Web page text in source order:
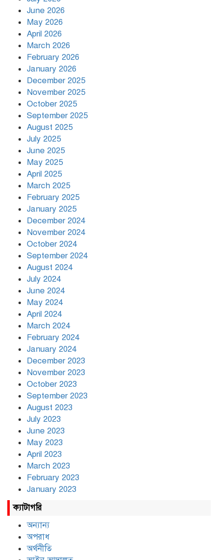
বৃষ্টি থামার নাম নেই, পথে পথে
June 2026
May 2026
April 2026
March 2026
February 2026
January 2026
December 2025
November 2025
October 2025
September 2025
August 2025
July 2025
June 2025
May 2025
April 2025
March 2025
February 2025
January 2025
December 2024
November 2024
October 2024
September 2024
August 2024
July 2024
June 2024
May 2024
April 2024
March 2024
February 2024
January 2024
December 2023
November 2023
October 2023
September 2023
August 2023
July 2023
June 2023
May 2023
April 2023
March 2023
February 2023
January 2023
ক্যাটাগরি
অন্যান্য
অপরাধ
অর্থনীতি